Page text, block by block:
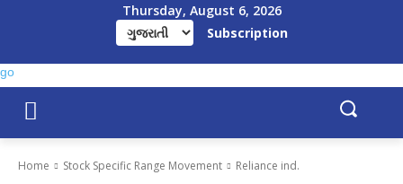
Thursday, August 6, 2026
Subscription
Home Stock Specific Range Movement Reliance ind.